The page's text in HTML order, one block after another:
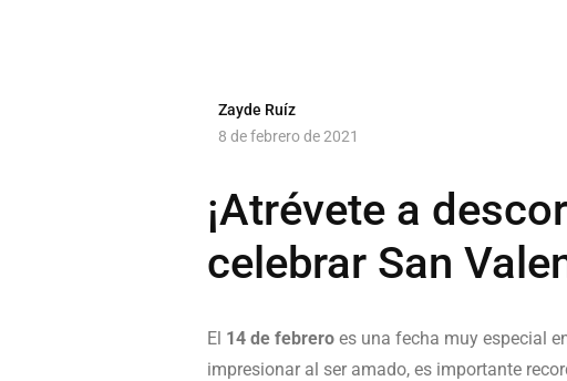
Zayde Ruíz
8 de febrero de 2021
¡Atrévete a
celebrar San
El 14 de febrero es una fecha muy especial
impresionar al ser amado, es importante